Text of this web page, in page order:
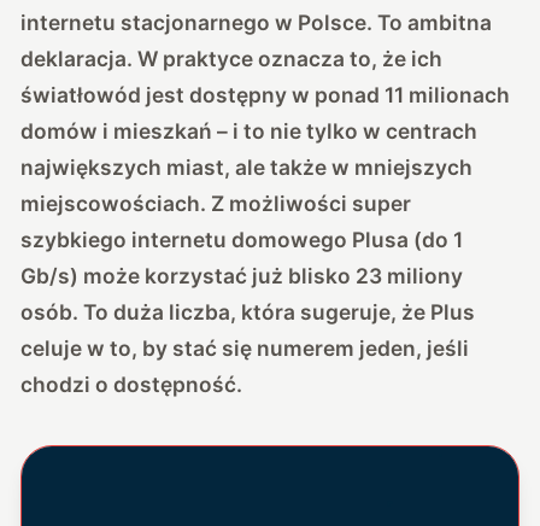
internetu stacjonarnego w Polsce. To ambitna
deklaracja. W praktyce oznacza to, że ich
światłowód jest dostępny w ponad 11 milionach
domów i mieszkań – i to nie tylko w centrach
największych miast, ale także w mniejszych
miejscowościach. Z możliwości super
szybkiego internetu domowego Plusa (do 1
Gb/s) może korzystać już blisko 23 miliony
osób. To duża liczba, która sugeruje, że Plus
celuje w to, by stać się numerem jeden, jeśli
chodzi o dostępność.